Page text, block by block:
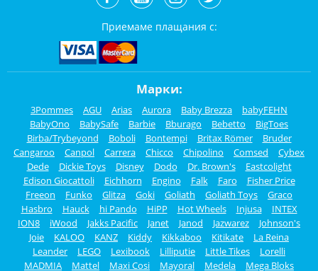
Приемаме плащания с:
Марки:
3Pommes AGU Arias Aurora Baby Brezza
babyFEHN
BabyOno
BabySafe Barbie Bburago Bebetto
BigToes
Birba/Trybeyond
Boboli Bontempi Britax Römer
Bruder
Cangaroo
Canpol Carrera Chicco Chipolino Comsed
Cybex
Dede
Dickie Toys Disney Dodo Dr. Brown's
Eastcolight
Edison Giocattoli
Eichhorn Engino Falk Faro
Fisher Price
Freeon
Funko Glitza Goki Goliath Goliath Toys
Graco
Hasbro
Hauck hi Pando HiPP Hot Wheels Injusa
INTEX
ION8
iWood Jakks Pacific Janet Janod Jazwarez
Johnson's
Joie
KALOO KANZ Kiddy Kikkaboo Kitikate
La Reina
Leander
LEGO Lexibook Lilliputie Little Tikes
Lorelli
MADMIA
Mattel Maxi Cosi Mayoral Medela Mega Bloks